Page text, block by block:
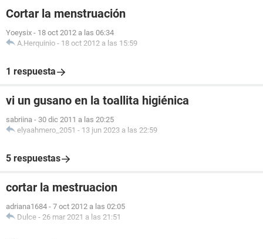
Cortar la menstruación
Yoeysix - 18 oct 2012 a las 06:34
A.Herquinio - 18 oct 2012 a las 15:59
1 respuesta
vi un gusano en la toallita higiénica
sabriina - 30 dic 2011 a las 20:25
elyaahmero_2051 - 13 jun 2023 a las 22:59
5 respuestas
cortar la mestruacion
adriana1684 - 7 oct 2012 a las 02:05
Dulce - 26 mar 2021 a las 21:51